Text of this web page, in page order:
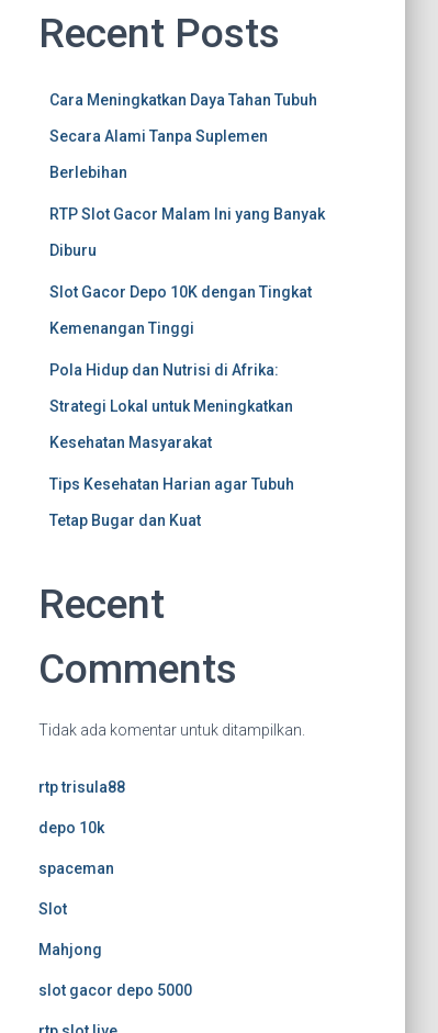
Recent Posts
Cara Meningkatkan Daya Tahan Tubuh
Secara Alami Tanpa Suplemen
Berlebihan
RTP Slot Gacor Malam Ini yang Banyak
Diburu
Slot Gacor Depo 10K dengan Tingkat
Kemenangan Tinggi
Pola Hidup dan Nutrisi di Afrika:
Strategi Lokal untuk Meningkatkan
Kesehatan Masyarakat
Tips Kesehatan Harian agar Tubuh
Tetap Bugar dan Kuat
Recent
Comments
Tidak ada komentar untuk ditampilkan.
rtp trisula88
depo 10k
spaceman
Slot
Mahjong
slot gacor depo 5000